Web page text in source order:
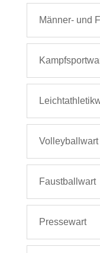
Männer- und
Volleyballwart
Faustballwart
Pressewart